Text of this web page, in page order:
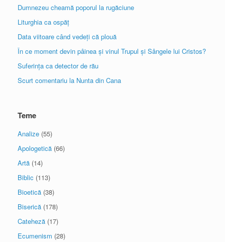
Dumnezeu cheamă poporul la rugăciune
Liturghia ca ospăț
Data viitoare când vedeți că plouă
În ce moment devin pâinea și vinul Trupul și Sângele lui Cristos?
Suferința ca detector de rău
Scurt comentariu la Nunta din Cana
Teme
Analize (55)
Apologetică (66)
Artă (14)
Biblic (113)
Bioetică (38)
Biserică (178)
Cateheză (17)
Ecumenism (28)